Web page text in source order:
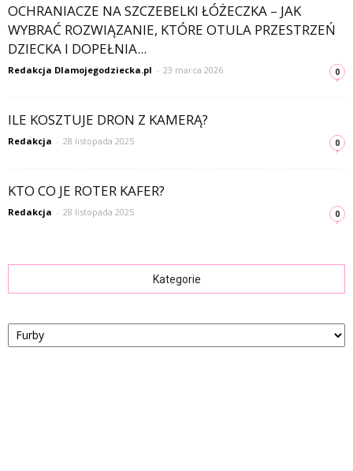
OCHRANIACZE NA SZCZEBELKI ŁÓŻECZKA – JAK
WYBRAĆ ROZWIĄZANIE, KTÓRE OTULA PRZESTRZEŃ
DZIECKA I DOPEŁNIA...
Redakcja Dlamojegodziecka.pl - 23 marca 2026 0
ILE KOSZTUJE DRON Z KAMERĄ?
Redakcja - 28 listopada 2025 0
KTO CO JE ROTER KAFER?
Redakcja - 28 listopada 2025 0
Kategorie
Kategorie